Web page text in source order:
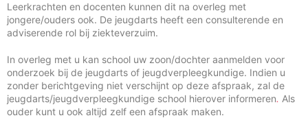
Leerkrachten en docenten kunnen dit na overleg met
jongere/ouders ook. De jeugdarts heeft een consulterende en
adviserende rol bij ziekteverzuim.
In overleg met u kan school uw zoon/dochter aanmelden voor
onderzoek bij de jeugdarts of jeugdverpleegkundige. Indien u
zonder berichtgeving niet verschijnt op deze afspraak, zal de
jeugdarts/jeugdverpleegkundige school hierover informeren. Als
ouder kunt u ook altijd zelf een afspraak maken.